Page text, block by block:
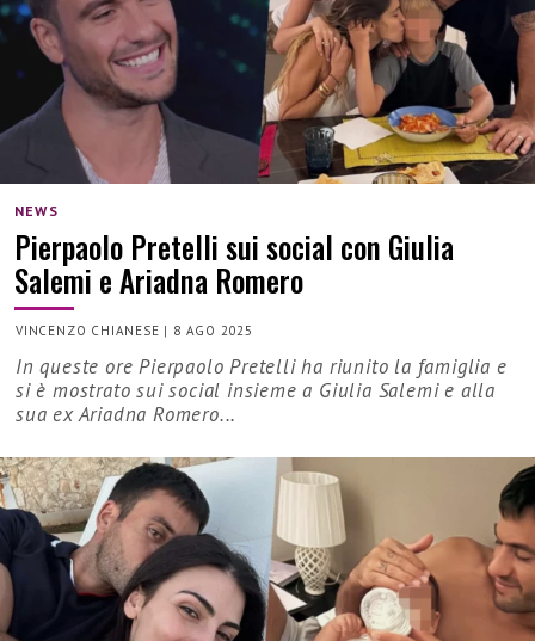
NEWS
Pierpaolo Pretelli sui social con Giulia
Salemi e Ariadna Romero
VINCENZO CHIANESE | 8 AGO 2025
In queste ore Pierpaolo Pretelli ha riunito la famiglia e
si è mostrato sui social insieme a Giulia Salemi e alla
sua ex Ariadna Romero...